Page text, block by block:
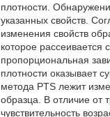
плотности.
указанных свойств.
изменения свойств
которое рассеивается
пропорциональная
плотности оказывает
метода PTS лежит
образца. В отличие от
чувствительность